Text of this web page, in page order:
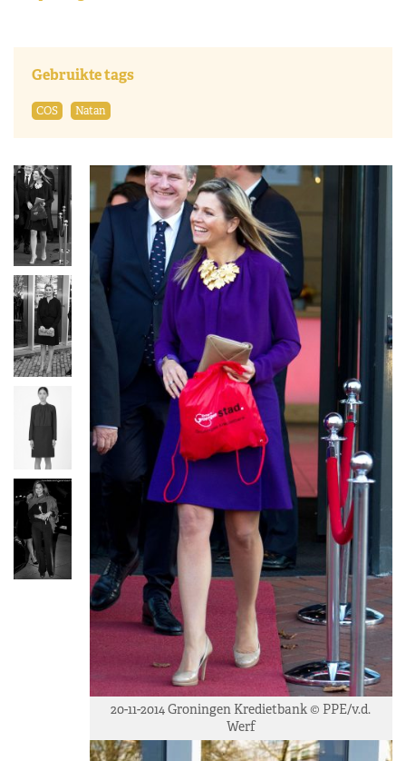
20-11-2014 Groningen Kredietbank © PPE/v.d.
Werf
Gebruikte tags
COS Natan